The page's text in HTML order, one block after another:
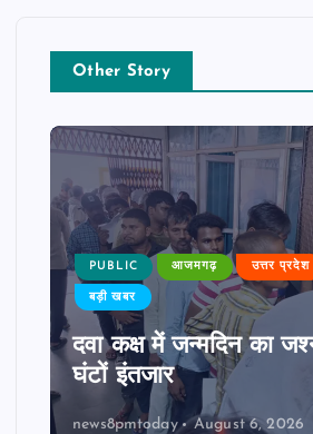
Other Story
PUBLIC आजमगढ़ उत्तर प्रदेश
बड़ी खबर
दवा कक्ष में जन्मदिन का
घंटों इंतजार
news8pmtoday August 6, 2026